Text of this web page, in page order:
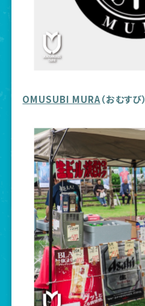
OMUSUBI MURA（おむすび）